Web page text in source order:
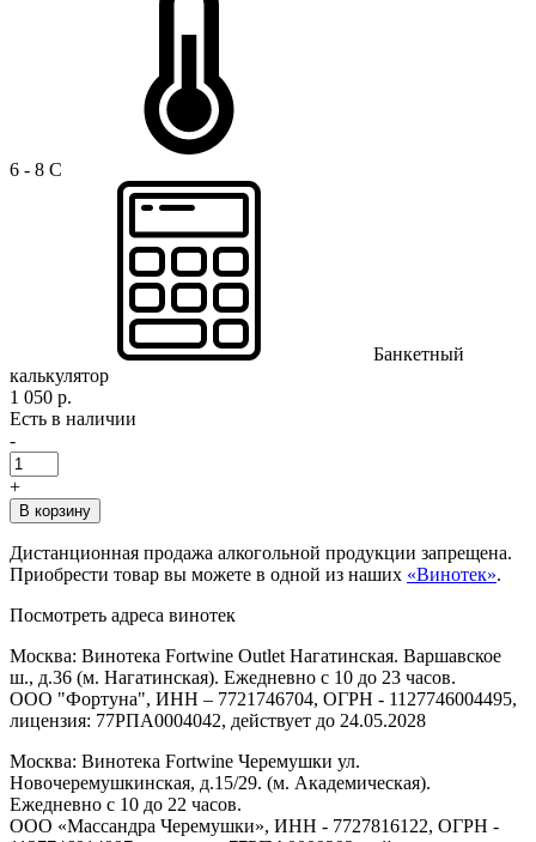
6 - 8 C
Банкетный
калькулятор
1 050 р.
Есть в наличии
-
+
В корзину
Дистанционная продажа алкогольной продукции запрещена.
Приобрести товар вы можете в одной из наших «Винотек».
Посмотреть адреса винотек
Москва: Винотека Fortwine Outlet Нагатинская. Варшавское
ш., д.36 (м. Нагатинская). Ежедневно с 10 до 23 часов.
ООО "Фортуна", ИНН – 7721746704, ОГРН - 1127746004495,
лицензия: 77РПА0004042, действует до 24.05.2028
Москва: Винотека Fortwine Черемушки ул.
Новочеремушкинская, д.15/29. (м. Академическая).
Ежедневно с 10 до 22 часов.
ООО «Массандра Черемушки», ИНН - 7727816122, ОГРН -